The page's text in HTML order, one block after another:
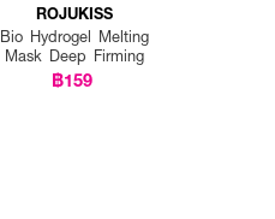
ROJUKISS
Bio Hydrogel Melting
Mask Deep Firming
฿159